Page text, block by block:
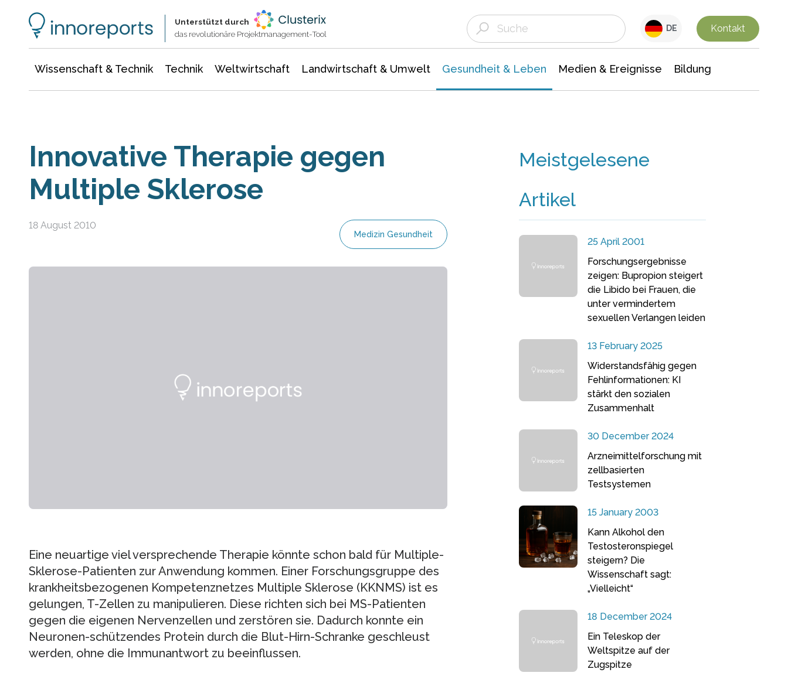
Unterstützt durch
das revolutionäre Projektmanagement-Tool
DE Kontakt
Wissenschaft & Technik Technik Weltwirtschaft Landwirtschaft & Umwelt Gesundheit & Leben Medien & Ereignisse Bildung
Innovative Therapie gegen
Multiple Sklerose
18 August 2010
Medizin Gesundheit
Eine neuartige viel versprechende Therapie könnte schon bald für Multiple-
Sklerose-Patienten zur Anwendung kommen. Einer Forschungsgruppe des
krankheitsbezogenen Kompetenznetzes Multiple Sklerose (KKNMS) ist es
gelungen, T-Zellen zu manipulieren. Diese richten sich bei MS-Patienten
gegen die eigenen Nervenzellen und zerstören sie. Dadurch konnte ein
Neuronen-schützendes Protein durch die Blut-Hirn-Schranke geschleust
werden, ohne die Immunantwort zu beeinflussen.
Meistgelesene
Artikel
25 April 2001
Forschungsergebnisse
zeigen: Bupropion steigert
die Libido bei Frauen, die
unter vermindertem
sexuellen Verlangen leiden
13 February 2025
Widerstandsfähig gegen
Fehlinformationen: KI
stärkt den sozialen
Zusammenhalt
30 December 2024
Arzneimittelforschung mit
zellbasierten
Testsystemen
15 January 2003
Kann Alkohol den
Testosteronspiegel
steigern? Die
Wissenschaft sagt:
„Vielleicht“
18 December 2024
Ein Teleskop der
Weltspitze auf der
Zugspitze